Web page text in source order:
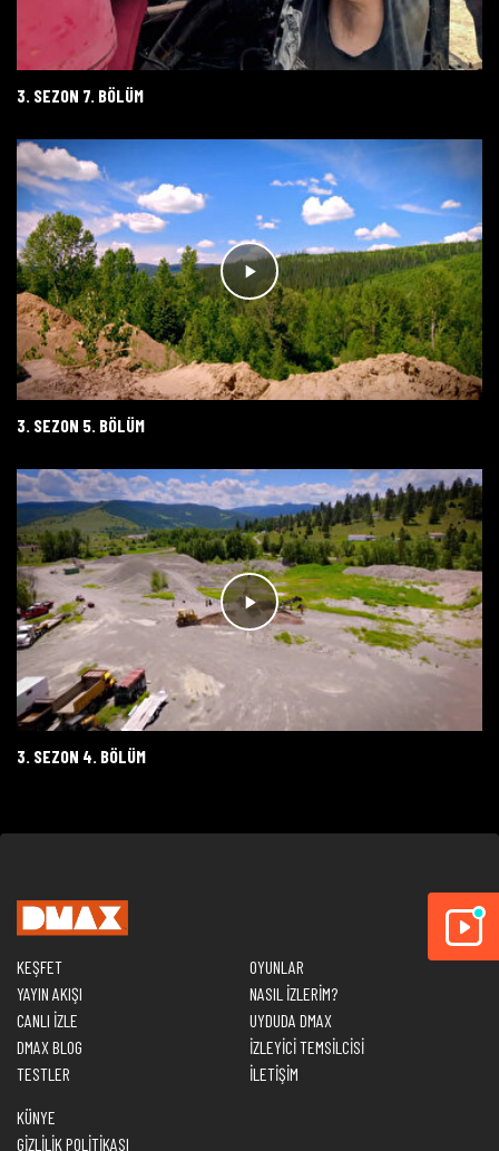
3. SEZON 7. BÖLÜM
3. SEZON 5. BÖLÜM
3. SEZON 4. BÖLÜM
KEŞFET
YAYIN AKIŞI
CANLI İZLE
DMAX BLOG
TESTLER
OYUNLAR
NASIL İZLERİM?
UYDUDA DMAX
İZLEYİCİ TEMSİLCİSİ
İLETİŞİM
KÜNYE
GİZLİLİK POLİTİKASI